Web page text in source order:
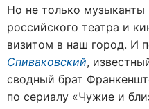
Но не только
российского театра и
визитом в наш город. И
Спиваковский,
сводный брат
по сериалу «Чужие и